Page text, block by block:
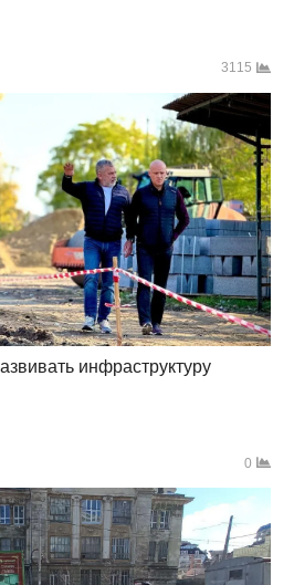
3115
инфраструктуру
0